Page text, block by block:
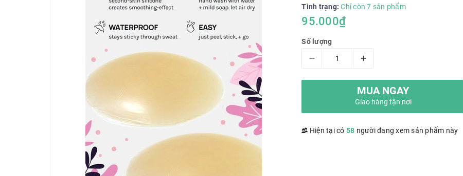
Tình trạng: Chỉ còn 7 sản phẩm
95.000₫
Số lượng
– +
MUA NGAY
Giao hàng tận nơi
Hiện tại có 58 người đang xem sản phẩm này